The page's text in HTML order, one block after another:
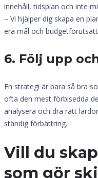
innehåll, tidsplan och inte
– Vi hjälper dig skapa en
era mål och
6. Följ upp
En strategi är bara så bra
ofta den mest förbisedda
analysera och dra rätt
ständig förbättring.
Vill du
som gör